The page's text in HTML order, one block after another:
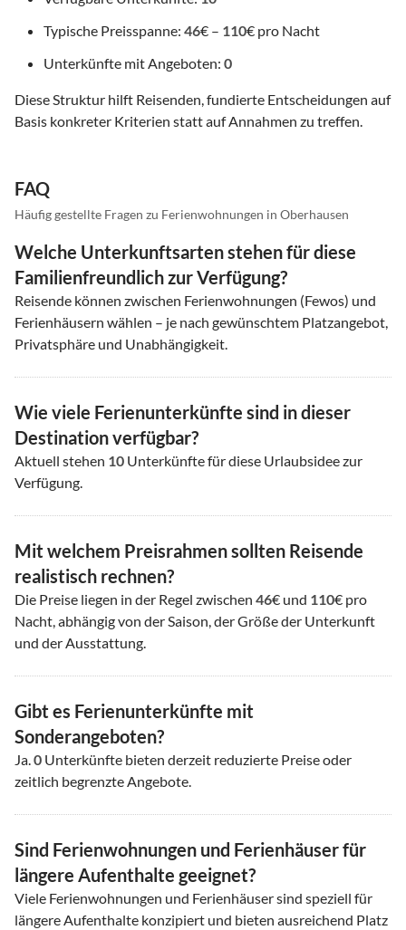
Typische Preisspanne: 46€ – 110€ pro Nacht
Unterkünfte mit Angeboten: 0
Diese Struktur hilft Reisenden, fundierte Entscheidungen auf
Basis konkreter Kriterien statt auf Annahmen zu treffen.
FAQ
Häufig gestellte Fragen zu Ferienwohnungen in Oberhausen
Welche Unterkunftsarten stehen für diese
Familienfreundlich zur Verfügung?
Reisende können zwischen Ferienwohnungen (Fewos) und
Ferienhäusern wählen – je nach gewünschtem Platzangebot,
Privatsphäre und Unabhängigkeit.
Wie viele Ferienunterkünfte sind in dieser
Destination verfügbar?
Aktuell stehen 10 Unterkünfte für diese Urlaubsidee zur
Verfügung.
Mit welchem Preisrahmen sollten Reisende
realistisch rechnen?
Die Preise liegen in der Regel zwischen 46€ und 110€ pro
Nacht, abhängig von der Saison, der Größe der Unterkunft
und der Ausstattung.
Gibt es Ferienunterkünfte mit
Sonderangeboten?
Ja.0 Unterkünfte bieten derzeit reduzierte Preise oder
zeitlich begrenzte Angebote.
Sind Ferienwohnungen und Ferienhäuser für
längere Aufenthalte geeignet?
Viele Ferienwohnungen und Ferienhäuser sind speziell für
längere Aufenthalte konzipiert und bieten ausreichend Platz